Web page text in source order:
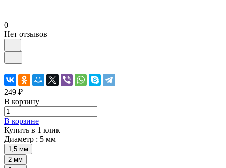
0
Нет отзывов
249 ₽
В корзину
В корзине
Купить в 1 клик
Диаметр : 5 мм
1,5 мм
2 мм